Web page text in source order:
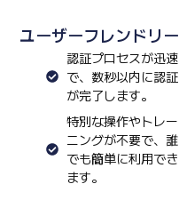
ユーザーフレンドリー
認証プロセスが迅速
で、数秒以内に認証
が完了します。
特別な操作やトレー
ニングが不要で、誰
でも簡単に利用でき
ます。